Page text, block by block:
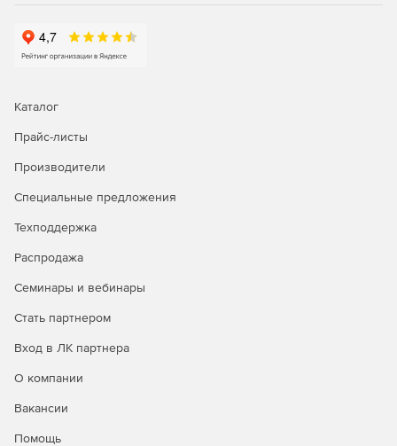
Каталог
Прайс-листы
Производители
Специальные предложения
Техподдержка
Распродажа
Семинары и вебинары
Стать партнером
Вход в ЛК партнера
О компании
Вакансии
Помощь